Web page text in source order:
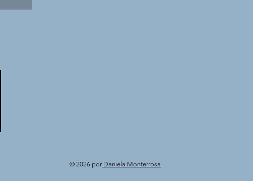
© 2026 por Daniela Monterrosa